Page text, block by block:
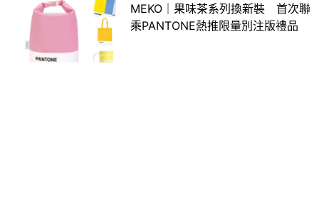
MEKO｜果味茶系列換新裝 首次聯
乘PANTONE熱推限量別注版禮品